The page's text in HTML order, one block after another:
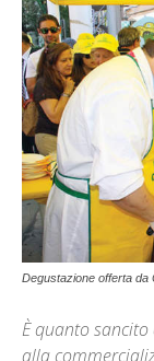
Degustazione offerta da
È quanto
alla